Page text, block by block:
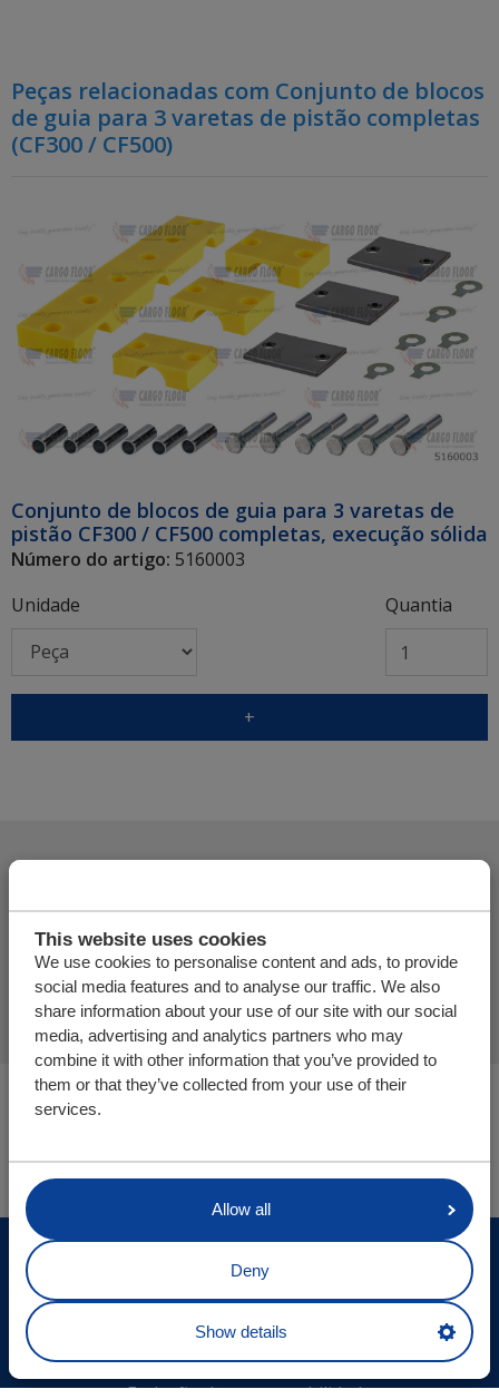
This website uses cookies
We use cookies to personalise content and ads, to provide
social media features and to analyse our traffic. We also
share information about your use of our site with our social
media, advertising and analytics partners who may
combine it with other information that you’ve provided to
them or that they’ve collected from your use of their
services.
Allow all
Deny
Show details
Peças relacionadas com Conjunto de blocos
de guia para 3 varetas de pistão completas
(CF300 / CF500)
Conjunto de blocos de guia para 3 varetas de
pistão CF300 / CF500 completas, execução sólida
Número do artigo: 5160003
Unidade
Quantia
+
Adicionar mais produtos
Finalizar pedido de oferta
Você está aqui:
Peças/webshop
© Cargo Floor B.V. Byte 14, 7741 MK Coevorden, The
Netherlands
Atualizações locais
Declaração de confidencialidade
Exclusão de responsabilidade